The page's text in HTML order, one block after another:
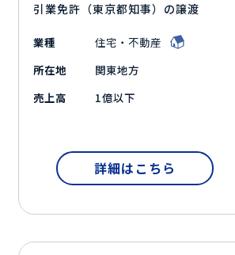
引業免許（東京都知事）の譲渡
業種
住宅・不動産
所在地
関東地方
売上高
1億以下
詳細はこちら